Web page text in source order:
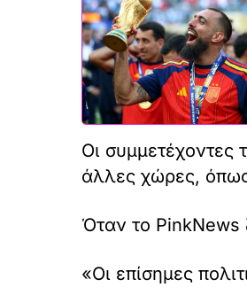
Οι συμμετέχοντες
άλλες χώρες,
Όταν το PinkNews
«Οι επίσημες